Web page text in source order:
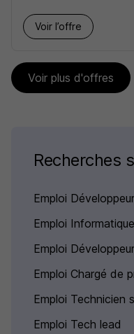
Voir l’offre
Voir plus d'offres
Recherches
Emploi
Emploi Informatique
Emploi Développeur
Emploi Chargé de
Emploi Technicien
Emploi Tech lead